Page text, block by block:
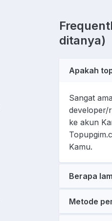
ditanya)
Apakah
Sangat
developer/
ke akun
Kamu.
Berapa
Metode